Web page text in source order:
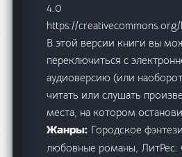
4.0
https://
В этой версии книги вы
переключиться с
аудиоверсию (или
читать или слушать
места, на котором
Жанры: Городское
любовные романы,